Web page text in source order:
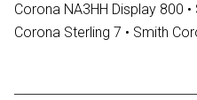
Corona NA3HH Display 800
Corona Sterling 7 • Smith